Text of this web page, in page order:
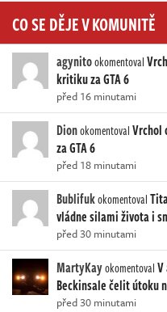
CO SE DĚJE V KOMUNITĚ
agynitookomentoval
kritiku za GTA 6
před 16 minutami
DionokomentovalVrchol
za GTA 6
před 18 minutami
Bublifukokomentoval
vládne silami života i
před 30 minutami
MartyKayokomentoval
Beckinsale čelit útoku
před 30 minutami